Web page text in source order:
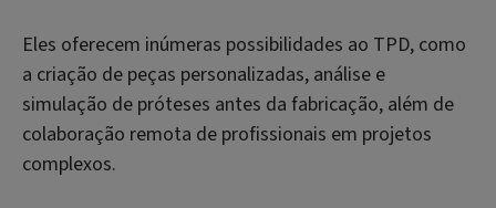
Eles oferecem inúmeras possibilidades ao TPD, como
a criação de peças personalizadas, análise e
simulação de próteses antes da fabricação, além de
colaboração remota de profissionais em projetos
complexos.